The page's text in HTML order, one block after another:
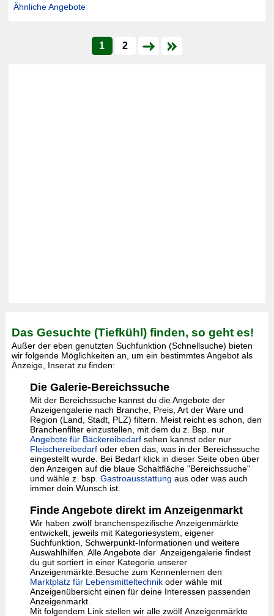
Ähnliche Angebote
1 2
Das Gesuchte (Tiefkühl) finden, so geht es!
Außer der eben genutzten Suchfunktion (Schnellsuche) bieten
wir folgende Möglichkeiten an, um ein bestimmtes Angebot als
Anzeige, Inserat zu finden:
Die Galerie-Bereichssuche
Mit der Bereichssuche kannst du die Angebote der
Anzeigengalerie nach Branche, Preis, Art der Ware und
Region (Land, Stadt, PLZ) filtern. Meist reicht es schon, den
Branchenfilter einzustellen, mit dem du z. Bsp. nur
Angebote für Bäckereibedarfsehen kannst oder nur
Fleischereibedarfoder eben das, was in der Bereichssuche
eingestellt wurde. Bei Bedarf klick in dieser Seite oben über
den Anzeigen auf die blaue Schaltfläche "Bereichssuche"
und wähle z. bsp. Gastroausstattung aus oder was auch
immer dein Wunsch ist.
Finde Angebote direkt im Anzeigenmarkt
Wir haben zwölf branchenspezifische Anzeigenmärkte
entwickelt, jeweils mit Kategoriesystem, eigener
Suchfunktion, Schwerpunkt-Informationen und weitere
Auswahlhilfen. Alle Angebote der Anzeigengalerie findest
du gut sortiert in einer Kategorie unserer
Anzeigenmärkte.Besuche zum Kennenlernen den
Marktplatz für Lebensmitteltechnikoder wähle mit
Anzeigenübersicht einen für deine Interessen passenden
Anzeigenmarkt.
Mit folgendem Link stellen wir alle zwölf Anzeigenmärkte